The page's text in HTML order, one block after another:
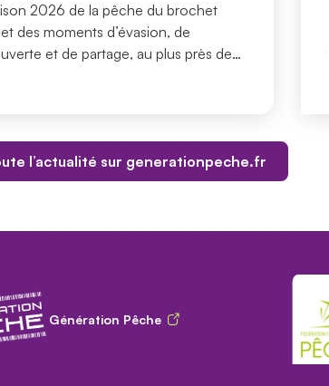
2026 de la pêche du brochet
des moments d’évasion, de
et de partage, au plus près de
l’actualité sur generationpeche.fr
Génération Pêche